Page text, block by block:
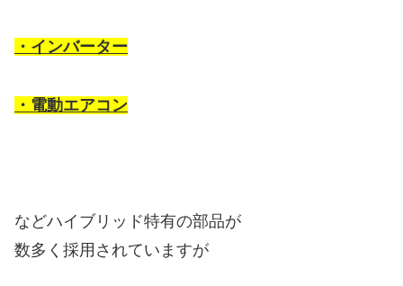
・インバーター
・電動エアコン
などハイブリッド特有の部品が
数多く採用されていますが